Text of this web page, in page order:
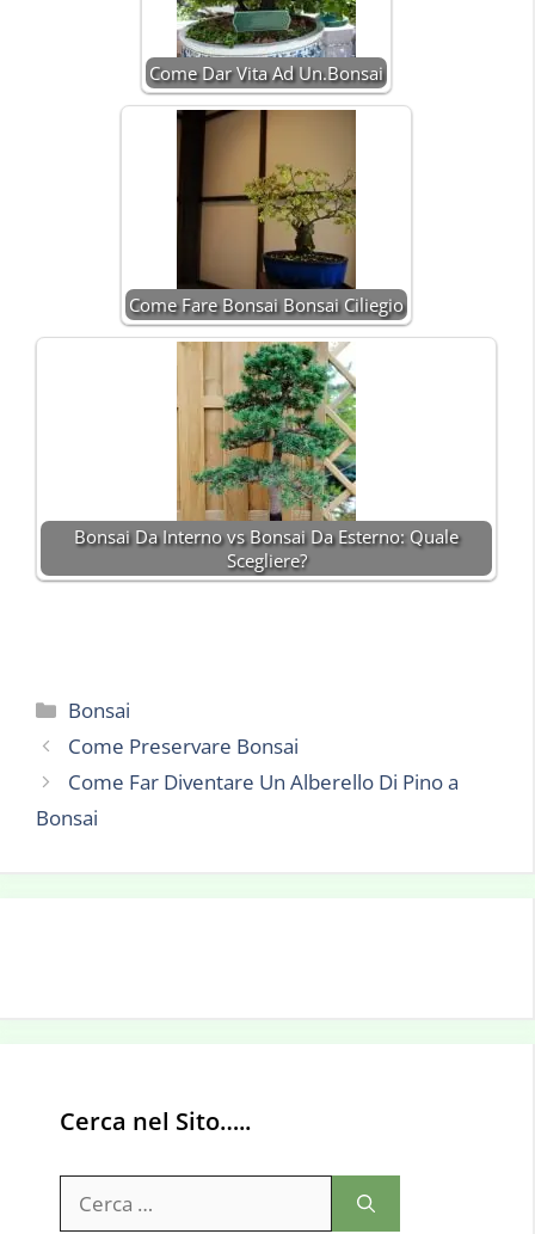
Come Dar Vita Ad Un.Bonsai
Come Fare Bonsai Bonsai Ciliegio
Bonsai Da Interno vs Bonsai Da Esterno: Quale
Scegliere?
Categorie
Bonsai
Come Preservare Bonsai
Come Far Diventare Un Alberello Di Pino a
Bonsai
Cerca nel Sito…..
per: